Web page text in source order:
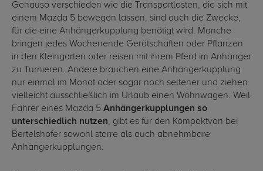
Genauso verschieden wie die Transportlasten, die sich mit
einem Mazda 5 bewegen lassen, sind auch die Zwecke,
für die eine Anhängerkupplung benötigt wird. Manche
bringen jedes Wochenende Gerätschaften oder Pflanzen
in den Kleingarten oder reisen mit ihrem Pferd im Anhänger
zu Turnieren. Andere brauchen eine Anhängerkupplung
nur einmal im Monat oder sogar noch seltener und ziehen
vielleicht ausschließlich im Urlaub einen Wohnwagen. Weil
Fahrer eines Mazda 5 Anhängerkupplungen so
unterschiedlich nutzen, gibt es für den Kompaktvan bei
Bertelshofer sowohl starre als auch abnehmbare
Anhängerkupplungen.